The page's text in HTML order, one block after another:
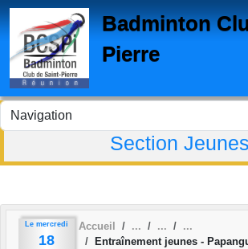
Badminton
Pierre
Section Jeunes
Le mercredi
18
Accueil
Entraînement jeunes -
Panneau de gestion des cookies